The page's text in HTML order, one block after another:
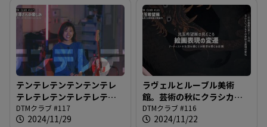
テンテレテンテンテンテレ
テレテレテンテレテレテレ
テレテレテレテレ＠DTMク
ラブ #117
DTMクラブ #117
2024/11/29
ラヴェルとルーブル美術
館。芸術の秋にクラシカル
な知識をインプット＠DTM
クラブ #116
DTMクラブ #116
2024/11/22